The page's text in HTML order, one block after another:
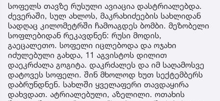
სოფელს თავზე რუსული ავიაცია დასტრიალებდა.
ძევერაში, სულ ახლოს, მაკრახიძეების სახლიდან
სადღაც კილომეტრში ჩამოაგდეს ბომბი. მეზობელი
სოფლებიდან რეკავდნენ: რუსი მოდის,
გაეცალეთო. სოფელი იცლებოდა და ოჯახი
იძულებული გახდა, 11 აგვისტოს დილით
დაეკრძალა გოგიტა. დაკრძალეს და იმ საღამოსვე
დატოვეს სოფელი. შინ მხოლოდ ხუთ სექტემბერს
დაბრუნდნენ. სახლში ყველაფერი თავდაყირა
დახვდათ. ატრიალებული, აზელილი. ოთახის